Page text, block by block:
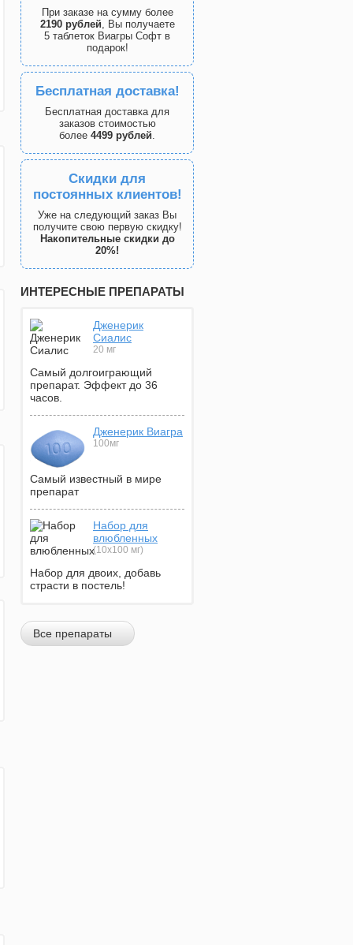
При заказе на сумму более
2190 рублей, Вы получаете
5 таблеток Виагры Софт в
подарок!
Бесплатная доставка!
Бесплатная доставка для
заказов стоимостью
более 4499 рублей.
Скидки для
постоянных клиентов!
Уже на следующий заказ Вы
получите свою первую скидку!
Накопительные скидки до
20%!
ИНТЕРЕСНЫЕ ПРЕПАРАТЫ
Дженерик
Сиалис
20 мг
Самый долгоиграющий
препарат. Эффект до 36
часов.
Дженерик Виагра
100мг
Самый известный в мире
препарат
Набор для
влюбленных
(10х100 мг)
Набор для двоих, добавь
страсти в постель!
Все препараты